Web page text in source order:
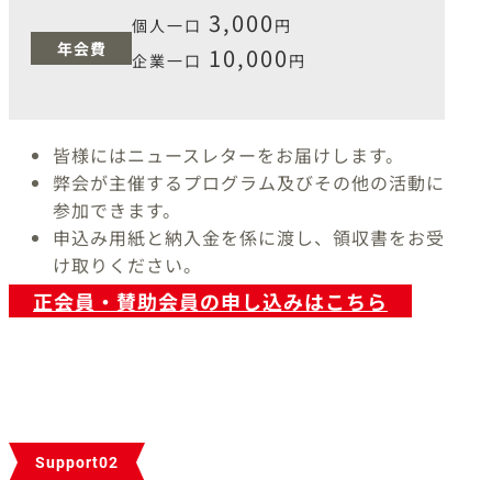
年会費
個人一口 3,000 円
企業一口 10,000 円
皆様にはニュースレターをお届けします。
弊会が主催するプログラム及びその他の活動に
参加できます。
申込み⽤紙と納⼊⾦を係に渡し、領収書をお受
け取りください。
正会員・賛助会員の申し込みはこちら
Support02